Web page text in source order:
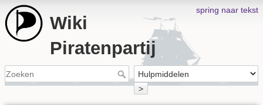
spring naar tekst
Wiki
Piratenpartij
>